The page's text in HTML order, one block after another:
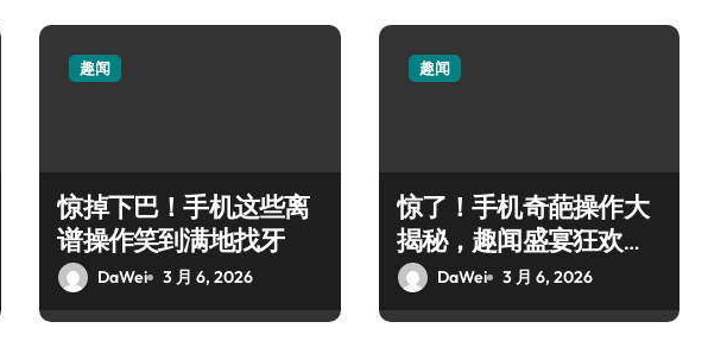
趣闻
惊掉下巴！手机这些离
谱操作笑到满地找牙
DaWei 3 月 6, 2026
趣闻
惊了！手机奇葩操作大
揭秘，趣闻盛宴狂欢来
袭！DaWei 3 月 6, 2026